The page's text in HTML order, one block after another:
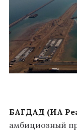
БАГДАД (ИА
амбициозный